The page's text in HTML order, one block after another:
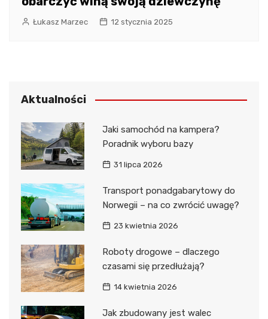
Łukasz Marzec 12 stycznia 2025
Aktualności
Jaki samochód na kampera?
Poradnik wyboru bazy
31 lipca 2026
Transport ponadgabarytowy do
Norwegii – na co zwrócić uwagę?
23 kwietnia 2026
Roboty drogowe – dlaczego
czasami się przedłużają?
14 kwietnia 2026
Jak zbudowany jest walec